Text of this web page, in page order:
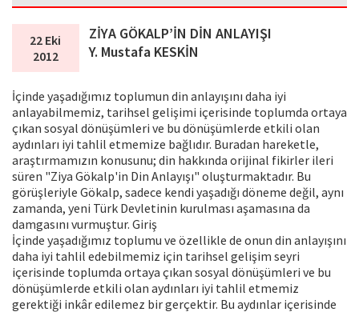
22 Eki
2012
ZİYA GÖKALP’İN DİN ANLAYIŞI
Y. Mustafa KESKİN
İçinde yaşadığımız toplumun din anlayışını daha iyi
anlayabilmemiz, tarihsel gelişimi içerisinde toplumda ortaya
çıkan sosyal dönüşümleri ve bu dönüşümlerde etkili olan
aydınları iyi tahlil etmemize bağlıdır. Buradan hareketle,
araştırmamızın konusunu; din hakkında orijinal fikirler ileri
süren "Ziya Gökalp'in Din Anlayışı" oluşturmaktadır. Bu
görüşleriyle Gökalp, sadece kendi yaşadığı döneme değil, aynı
zamanda, yeni Türk Devletinin kurulması aşamasına da
damgasını vurmuştur. Giriş
İçinde yaşadığımız toplumu ve özellikle de onun din anlayışını
daha iyi tahlil edebilmemiz için tarihsel gelişim seyri
içerisinde toplumda ortaya çıkan sosyal dönüşümleri ve bu
dönüşümlerde etkili olan aydınları iyi tahlil etmemiz
gerektiği inkâr edilemez bir gerçektir. Bu aydınlar içerisinde